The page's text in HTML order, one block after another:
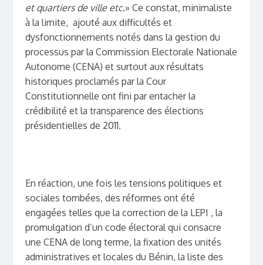
et quartiers de ville etc.» Ce constat, minimaliste
à la limite, ajouté aux difficultés et
dysfonctionnements notés dans la gestion du
processus par la Commission Electorale Nationale
Autonome (CENA) et surtout aux résultats
historiques proclamés par la Cour
Constitutionnelle ont fini par entacher la
crédibilité et la transparence des élections
présidentielles de 2011.
En réaction, une fois les tensions politiques et
sociales tombées, des réformes ont été
engagées telles que la correction de la LEPI , la
promulgation d’un code électoral qui consacre
une CENA de long terme, la fixation des unités
administratives et locales du Bénin, la liste des